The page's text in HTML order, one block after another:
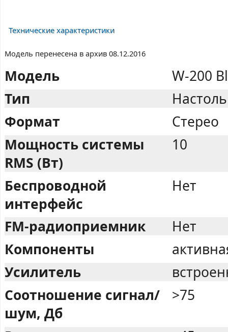
Технические характеристики
Модель перенесена в архив 08.12.2016
Модель
W-200
Тип
Формат
Стерео
Мощность системы
RMS (Вт)
10
Беспроводной
интерфейс
Нет
FM-радиоприемник
Нет
Компоненты
Усилитель
Соотношение сигнал/
шум, Дб
>75